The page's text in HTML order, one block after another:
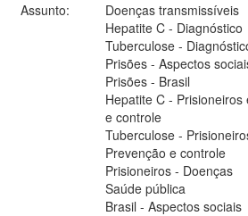
Assunto:
Doenças transmissíveis
Hepatite C - Diagnóstico
Tuberculose -
Prisões - Aspectos
Prisões - Brasil
Hepatite C -
e controle
Tuberculose -
Prevenção e controle
Prisioneiros - Doenças
Saúde pública
Brasil - Aspectos sociais